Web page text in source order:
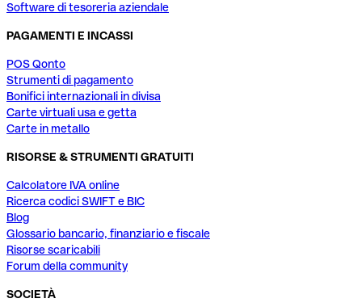
Software di tesoreria aziendale
PAGAMENTI E INCASSI
POS Qonto
Strumenti di pagamento
Bonifici internazionali in divisa
Carte virtuali usa e getta
Carte in metallo
RISORSE & STRUMENTI GRATUITI
Calcolatore IVA online
Ricerca codici SWIFT e BIC
Blog
Glossario bancario, finanziario e fiscale
Risorse scaricabili
Forum della community
SOCIETÀ